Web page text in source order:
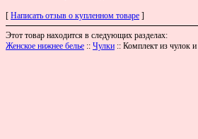
[ Написать отзыв о купленном товаре ]
Этот товар находится в следующих разделах:
Женское нижнее белье :: Чулки :: Комплект из чулок